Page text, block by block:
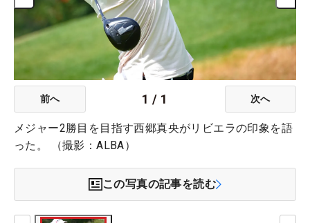
前へ 1 / 1 次へ
メジャー2勝目を目指す西郷真央がリビエラの印象を語
った。 （撮影：ALBA）
この写真の記事を読む